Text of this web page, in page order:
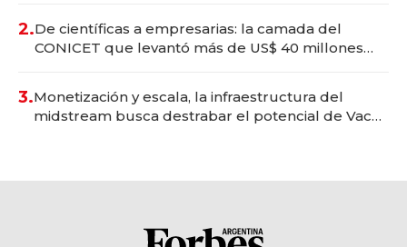
2.De científicas a empresarias: la camada del
CONICET que levantó más de US$ 40 millones
3.Monetización y escala, la infraestructura del
midstream busca destrabar el potencial de Vaca